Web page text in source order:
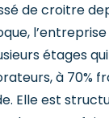
de croitre
étages
à 70%
Elle est